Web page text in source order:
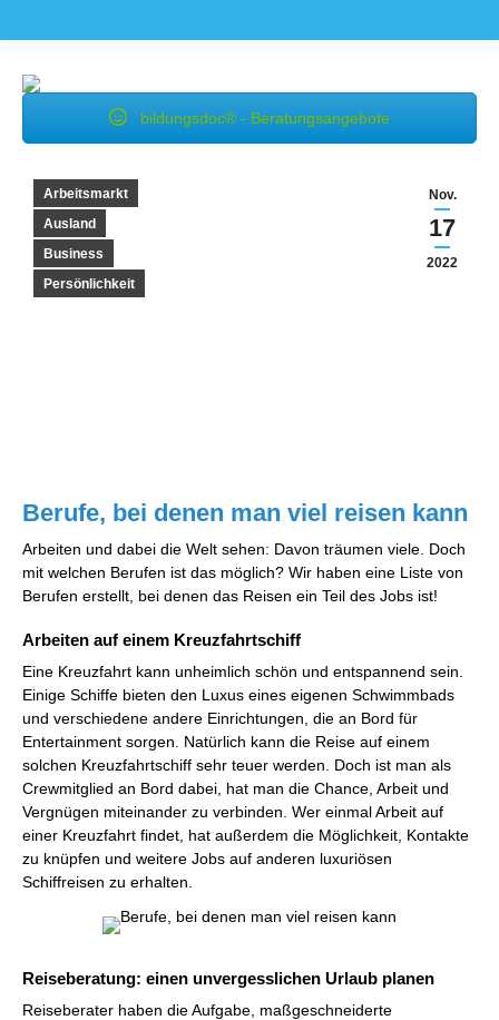
bildungsdoc® - Beratungsangebote
Nov.
17
2022
Arbeitsmarkt
Ausland
Business
Persönlichkeit
Berufe, bei denen man viel reisen kann
Arbeiten und dabei die Welt sehen: Davon träumen viele. Doch
mit welchen Berufen ist das möglich? Wir haben eine Liste von
Berufen erstellt, bei denen das Reisen ein Teil des Jobs ist!
Arbeiten auf einem Kreuzfahrtschiff
Eine Kreuzfahrt kann unheimlich schön und entspannend sein.
Einige Schiffe bieten den Luxus eines eigenen Schwimmbads
und verschiedene andere Einrichtungen, die an Bord für
Entertainment sorgen. Natürlich kann die Reise auf einem
solchen Kreuzfahrtschiff sehr teuer werden. Doch ist man als
Crewmitglied an Bord dabei, hat man die Chance, Arbeit und
Vergnügen miteinander zu verbinden. Wer einmal Arbeit auf
einer Kreuzfahrt findet, hat außerdem die Möglichkeit, Kontakte
zu knüpfen und weitere Jobs auf anderen luxuriösen
Schiffreisen zu erhalten.
Reiseberatung: einen unvergesslichen Urlaub planen
Reiseberater haben die Aufgabe, maßgeschneiderte